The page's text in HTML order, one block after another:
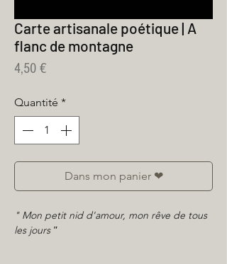
Carte artisanale poétique | A
flanc de montagne
4,50 €Prix
Quantité *
Dans mon panier ❤
" Mon petit nid d'amour, mon rêve de tous
les jours "